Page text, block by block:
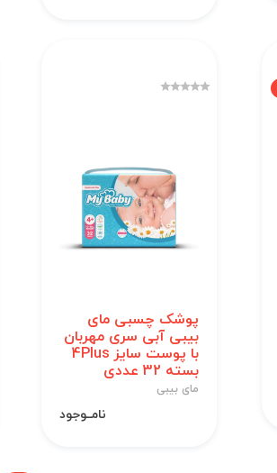
پوشک چسبی مای
بیبی آبی سری مهربان
با پوست سایز 4Plus
بسته 32 عددی
مای بیبی
نامــوجود